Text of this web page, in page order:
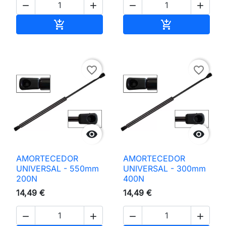
 

 


favorite_border
AMORTECEDOR
UNIVERSAL - 550mm
200N
14,49 €
 

favorite_border
AMORTECEDOR
UNIVERSAL - 300mm
400N
14,49 €
 